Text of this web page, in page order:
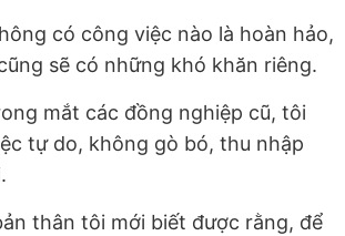
có công việc nào là hoàn hảo,
sẽ có những khó khăn riêng.
mắt các đồng nghiệp cũ, tôi
tự do, không gò bó, thu nhập
thân tôi mới biết được rằng, để